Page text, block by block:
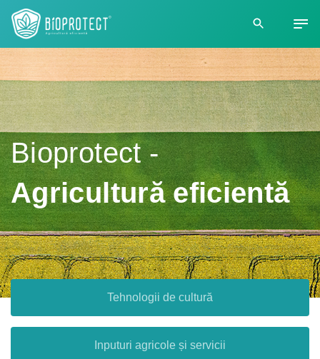
Bioprotect -
Agricultură eficientă
Tehnologii de cultură
Inputuri agricole și servicii